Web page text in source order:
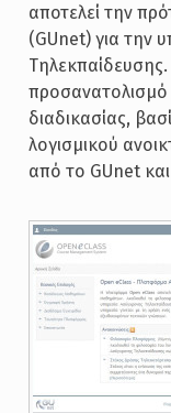
αποτελεί την
(GUnet) για την
Τηλεκπαίδευσης.
προσανατολισμό
διαδικασίας,
λογισμικού
από το GUnet